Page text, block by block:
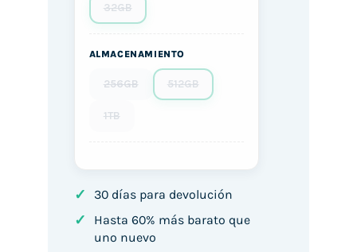
32GB
ALMACENAMIENTO
256GB 512GB
1TB
✓ 30 días para devolución
✓
Hasta 60% más barato que
uno nuevo